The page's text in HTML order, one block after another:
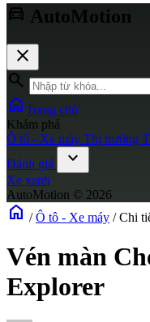
directions_car AutoMotion
close
search
home Trang chủ
Khám phá
Ô tô - Xe máy Thị trường
Đánh giá
expand_more
Xe xanh
AutoMotion © 2026
home / Ô tô - Xe máy / Chi
Vén màn
Explorer